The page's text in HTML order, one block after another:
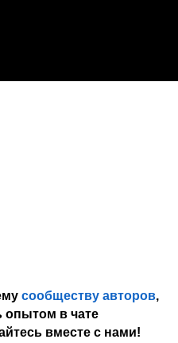
сообществу авторов,
опытом в чате
вместе с нами!